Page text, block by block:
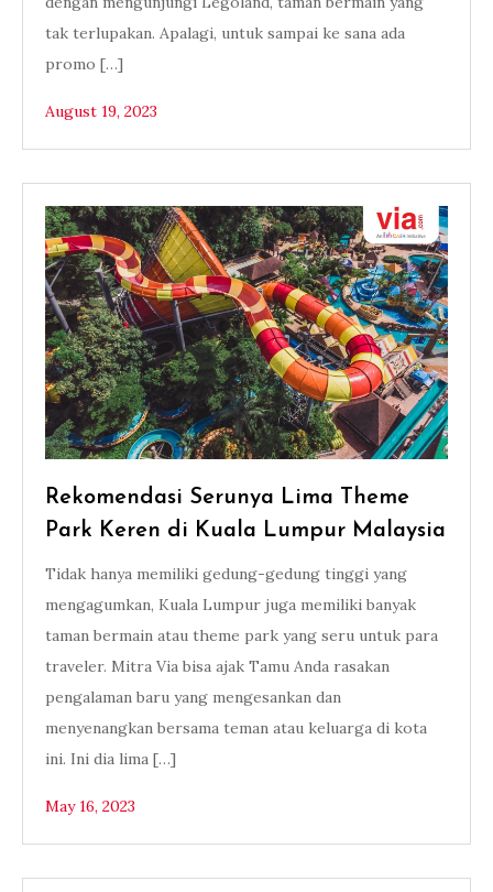
tak terlupakan. Apalagi, untuk sampai ke sana ada
promo […]
August 19, 2023
Rekomendasi Serunya Lima Theme
Park Keren di Kuala Lumpur Malaysia
Tidak hanya memiliki gedung-gedung tinggi yang
mengagumkan, Kuala Lumpur juga memiliki banyak
taman bermain atau theme park yang seru untuk para
traveler. Mitra Via bisa ajak Tamu Anda rasakan
pengalaman baru yang mengesankan dan
menyenangkan bersama teman atau keluarga di kota
ini. Ini dia lima […]
May 16, 2023